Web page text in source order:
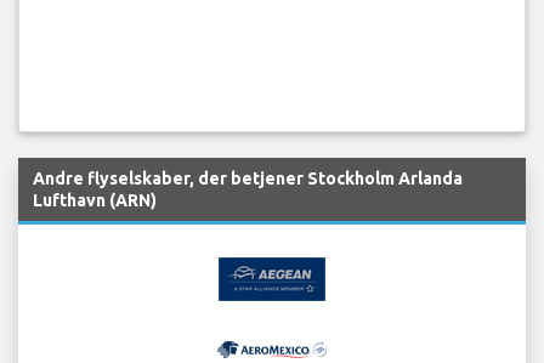
Andre flyselskaber, der betjener Stockholm Arlanda
Lufthavn (ARN)